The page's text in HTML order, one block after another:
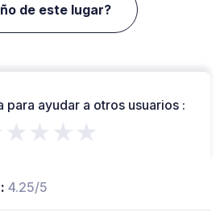
de este lugar?
para ayudar a otros usuarios :
4.25/5